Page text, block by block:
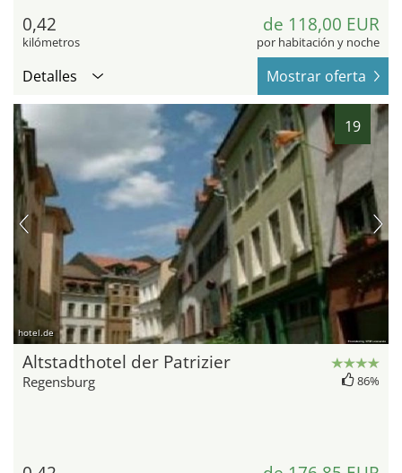
0,42
kilómetros
de 118,00 EUR
por habitación y noche
Detalles Mostrar oferta
19
hotel.de
Altstadthotel der Patrizier
Regensburg 86%